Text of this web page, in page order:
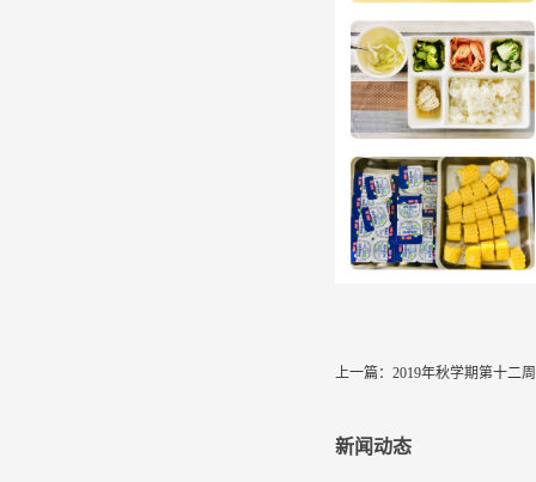
上一篇： 2019年秋学期第十二
新闻动态